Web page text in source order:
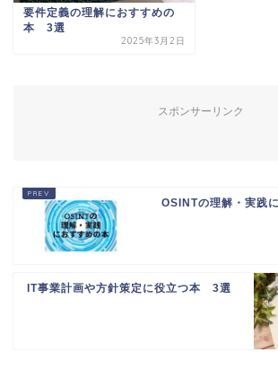
要件定義の理解におすすめの
本 3選
2025年3月2日
スポンサーリンク
OSINTの理解・実践
IT事業計画や方針策定に役立つ本 3選